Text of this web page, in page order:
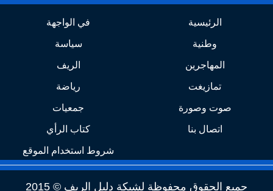
في الواجهة
الرئيسية
سياسة
وطنية
الريف
المهاجرين
رياضة
تمازيغت
جمعيات
صوت وصورة
كتاب الرأي
اتصال بنا
شروط استخدام الموقع
جميع الحقوق محفوظة لشبكة دليل الريف © 2015